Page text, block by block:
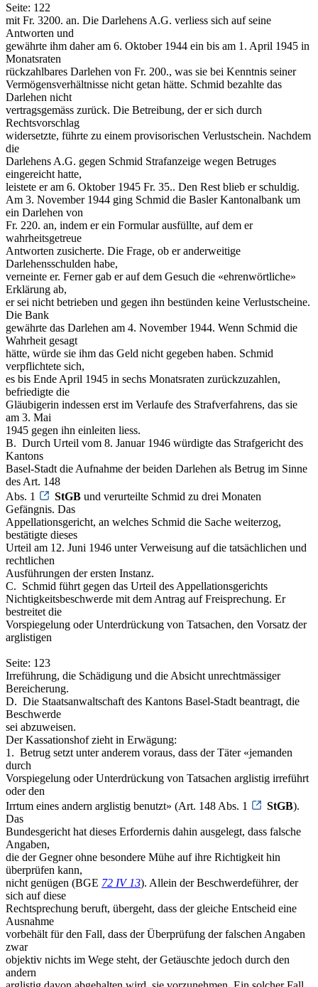
Seite: 122
mit Fr. 3200.­ an. Die Darlehens A.G. verliess sich auf seine
Antworten und
gewährte ihm daher am 6. Oktober 1944 ein bis am 1. April 1945 in
Monatsraten
rückzahlbares Darlehen von Fr. 200.­, was sie bei Kenntnis seiner
Vermögensverhältnisse nicht getan hätte. Schmid bezahlte das
Darlehen nicht
vertragsgemäss zurück. Die Betreibung, der er sich durch
Rechtsvorschlag
widersetzte, führte zu einem provisorischen Verlustschein. Nachdem
die
Darlehens A.G. gegen Schmid Strafanzeige wegen Betruges
eingereicht hatte,
leistete er am 6. Oktober 1945 Fr. 35.­. Den Rest blieb er schuldig.
Am 3. November 1944 ging Schmid die Basler Kantonalbank um
ein Darlehen von
Fr. 220.­ an, indem er ein Formular ausfüllte, auf dem er
wahrheitsgetreue
Antworten zusicherte. Die Frage, ob er anderweitige
Darlehensschulden habe,
verneinte er. Ferner gab er auf dem Gesuch die «ehrenwörtliche»
Erklärung ab,
er sei nicht betrieben und gegen ihn bestünden keine Verlustscheine.
Die Bank
gewährte das Darlehen am 4. November 1944. Wenn Schmid die
Wahrheit gesagt
hätte, würde sie ihm das Geld nicht gegeben haben. Schmid
verpflichtete sich,
es bis Ende April 1945 in sechs Monatsraten zurückzuzahlen,
befriedigte die
Gläubigerin indessen erst im Verlaufe des Strafverfahrens, das sie
am 3. Mai
1945 gegen ihn einleiten liess.
B. ­ Durch Urteil vom 8. Januar 1946 würdigte das Strafgericht des
Kantons
Basel-Stadt die Aufnahme der beiden Darlehen als Betrug im Sinne
des Art. 148
Abs. 1
StGB und verurteilte Schmid zu drei Monaten
Gefängnis. Das
Appellationsgericht, an welches Schmid die Sache weiterzog,
bestätigte dieses
Urteil am 12. Juni 1946 unter Verweisung auf die tatsächlichen und
rechtlichen
Ausführungen der ersten Instanz.
C. ­ Schmid führt gegen das Urteil des Appellationsgerichts
Nichtigkeitsbeschwerde mit dem Antrag auf Freisprechung. Er
bestreitet die
Vorspiegelung oder Unterdrückung von Tatsachen, den Vorsatz der
arglistigen
Seite: 123
Irreführung, die Schädigung und die Absicht unrechtmässiger
Bereicherung.
D. ­ Die Staatsanwaltschaft des Kantons Basel-Stadt beantragt, die
Beschwerde
sei abzuweisen.
Der Kassationshof zieht in Erwägung:
1. ­ Betrug setzt unter anderem voraus, dass der Täter «jemanden
durch
Vorspiegelung oder Unterdrückung von Tatsachen arglistig irreführt
oder den
Irrtum eines andern arglistig benutzt» (Art. 148 Abs. 1
StGB).
Das
Bundesgericht hat dieses Erfordernis dahin ausgelegt, dass falsche
Angaben,
die der Gegner ohne besondere Mühe auf ihre Richtigkeit hin
überprüfen kann,
nicht genügen (BGE 72 IV 13). Allein der Beschwerdeführer, der
sich auf diese
Rechtsprechung beruft, übergeht, dass der gleiche Entscheid eine
Ausnahme
vorbehält für den Fall, dass der Überprüfung der falschen Angaben
zwar
objektiv nichts im Wege steht, der Getäuschte jedoch durch den
andern